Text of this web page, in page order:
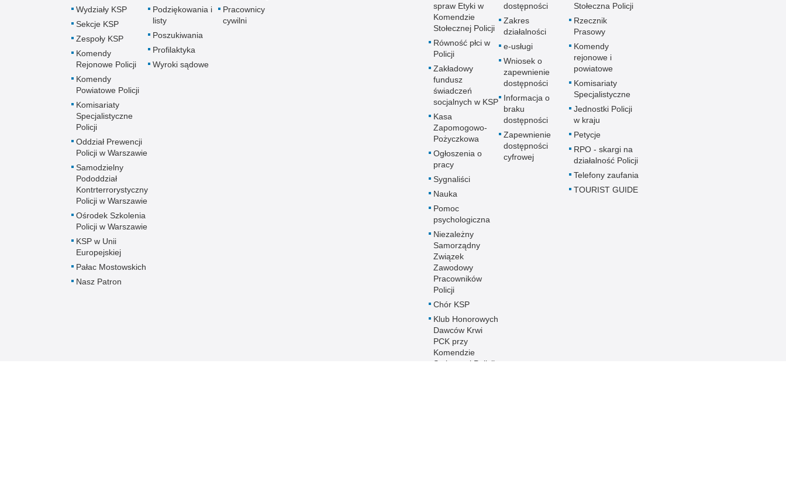
Wydziały KSP
Sekcje KSP
Zespoły KSP
Komendy
Rejonowe Policji
Komendy
Powiatowe Policji
Komisariaty
Specjalistyczne
Policji
Oddział Prewencji
Policji w Warszawie
Samodzielny
Pododdział
Kontrterrorystyczny
Policji w Warszawie
Ośrodek Szkolenia
Policji w Warszawie
KSP w Unii
Europejskiej
Pałac Mostowskich
Nasz Patron
Podziękowania i
listy
Poszukiwania
Profilaktyka
Wyroki sądowe
Pracownicy
cywilni
spraw Etyki w
Komendzie
Stołecznej Policji
Równość płci w
Policji
Zakładowy
fundusz
świadczeń
socjalnych w KSP
Kasa
Zapomogowo-
Pożyczkowa
Ogłoszenia o
pracy
Sygnaliści
Nauka
Pomoc
psychologiczna
Niezależny
Samorządny
Związek
Zawodowy
Pracowników
Policji
Chór KSP
Klub Honorowych
Dawców Krwi
PCK przy
Komendzie
Stołecznej Policji
dostępności
Zakres
działalności
e-usługi
Wniosek o
zapewnienie
dostępności
Informacja o
braku
dostępności
Zapewnienie
dostępności
cyfrowej
Stołeczna Policji
Rzecznik
Prasowy
Komendy
rejonowe i
powiatowe
Komisariaty
Specjalistyczne
Jednostki Policji
w kraju
Petycje
RPO - skargi na
działalność Policji
Telefony zaufania
TOURIST GUIDE